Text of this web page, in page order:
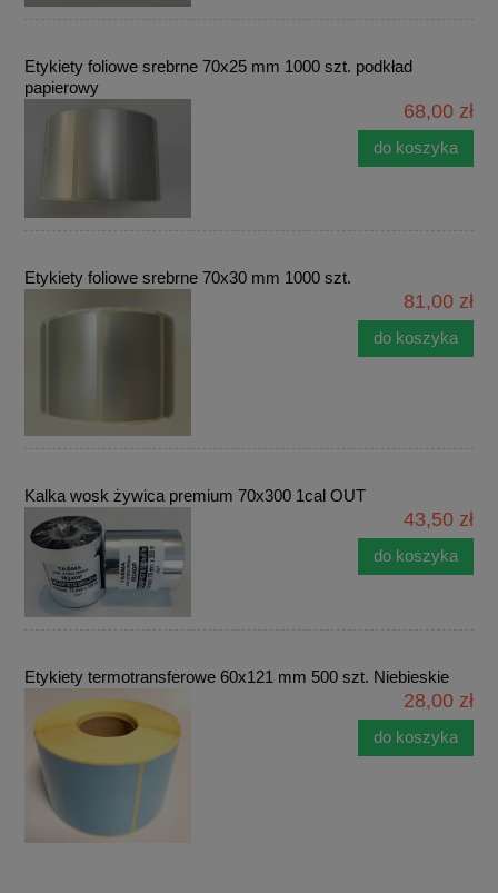
Etykiety foliowe srebrne 70x25 mm 1000 szt. podkład
papierowy
68,00 zł
do koszyka
Etykiety foliowe srebrne 70x30 mm 1000 szt.
81,00 zł
do koszyka
Kalka wosk żywica premium 70x300 1cal OUT
43,50 zł
do koszyka
Etykiety termotransferowe 60x121 mm 500 szt. Niebieskie
28,00 zł
do koszyka